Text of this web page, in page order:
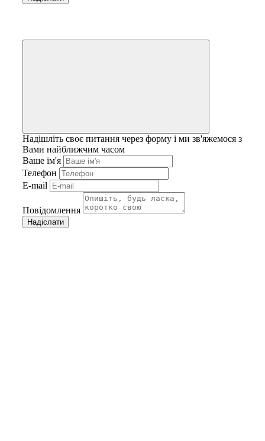
Надішліть своє питання через форму і ми зв'яжемося з
Вами найближчим часом
Ваше ім'я
Телефон
E-mail
Повідомлення